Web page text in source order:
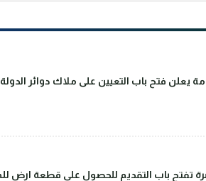
يعلن فتح باب التعيين على ملاك دوائر الدولة
تفتح باب التقديم للحصول على قطعة ارض